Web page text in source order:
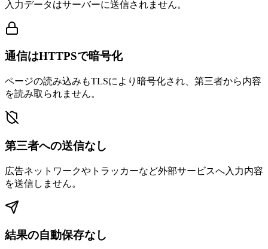
入力データはサーバーに送信されません。
通信はHTTPSで暗号化
ページの読み込みもTLSにより暗号化され、第三者から内容
を読み取られません。
第三者への送信なし
広告ネットワークやトラッカーなど外部サービスへ入力内容
を送信しません。
結果の自動保存なし